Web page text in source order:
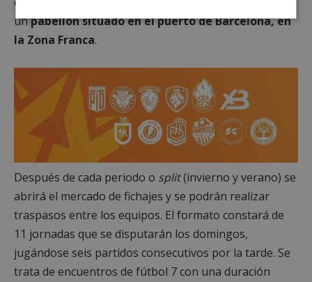
unpabellón situado en el puerto de Barcelona, en
la Zona Franca.
Después de cada periodo o split(invierno y verano) se
abrirá el mercado de fichajes y se podrán realizar
traspasos entre los equipos. El formato constará de
11 jornadas que se disputarán los domingos,
jugándose seis partidos consecutivos por la tarde. Se
trata de encuentros de fútbol 7 con una duración
Cookies
necesarias
Cookies de
Cookies de
preferencias
Cookies de
funcionalidad
Cookies no clasificadas
Cookies estrictamente necesarias